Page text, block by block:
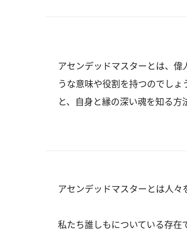
アセンデッドマスターとは、
うな意味や役割を持つのでし
と、自身と縁の深い魂を知る方
アセンデッドマスターとは人々
私たち誰しもについている存在